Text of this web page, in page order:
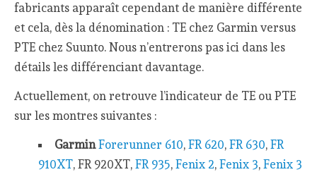
fabricants apparaît cependant de manière différente
et cela, dès la dénomination : TE chez Garmin versus
PTE chez Suunto. Nous n’entrerons pas ici dans les
détails les différenciant davantage.
Actuellement, on retrouve l’indicateur de TE ou PTE
sur les montres suivantes :
Garmin Forerunner 610, FR 620, FR 630, FR
910XT, FR 920XT, FR 935, Fenix 2, Fenix 3,Fenix 3